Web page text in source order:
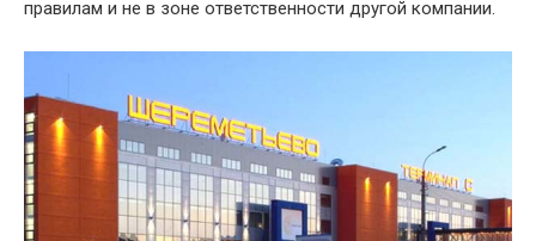
правилам и не в зоне ответственности другой компании.